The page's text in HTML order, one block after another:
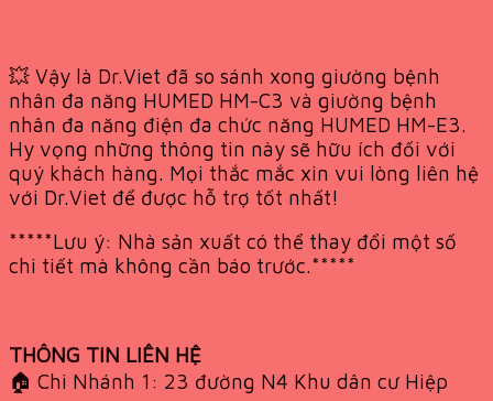
💥 Vậy là Dr.Viet đã so sánh xong giường bệnh
nhân đa năng HUMED HM-C3 và giường bệnh
nhân đa năng điện đa chức năng HUMED HM-E3.
Hy vọng những thông tin này sẽ hữu ích đối với
quý khách hàng. Mọi thắc mắc xin vui lòng liên hệ
với Dr.Viet để được hỗ trợ tốt nhất!
*****Lưu ý: Nhà sản xuất có thể thay đổi một số
chi tiết mà không cần báo trước.*****
THÔNG TIN LIÊN HỆ
🏠 Chi Nhánh 1: 23 đường N4 Khu dân cư Hiệp